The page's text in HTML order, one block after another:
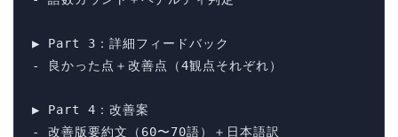
▶ Part 3：詳細フィードバック
- 良かった点＋改善点（4観点それぞれ）
▶ Part 4：改善案
- 改善版要約文（60〜70語）＋日本語訳